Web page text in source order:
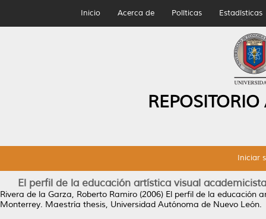
Inicio Acerca de Políticas Estadísticas
Iniciar
El perfil de la educación artística visual
Rivera de la Garza, Roberto Ramiro (2006) El perfil de la educación
Monterrey. Maestría thesis, Universidad Autónoma de Nuevo León.